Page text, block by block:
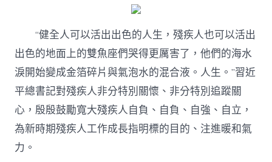
書
記
關
心
專
包
養
網
站
事
“健全人可以活出出色的人生，殘疾人也可以活出
出色的地面上的雙魚座們哭得更厲害了，他們的海水
淚開始變成金箔碎片與氣泡水的混合液。人生。”習近
平總書記對殘疾人非分特別關懷、非分特別追蹤關
心，殷殷鼓勵寬大殘疾人自負、自負、自強、自立，
為新時期殘疾人工作成長指明標的目的、注進暖和氣
力。